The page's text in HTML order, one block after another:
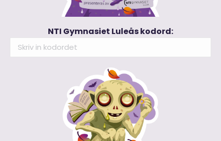
NTI Gymnasiet Luleås kodord: